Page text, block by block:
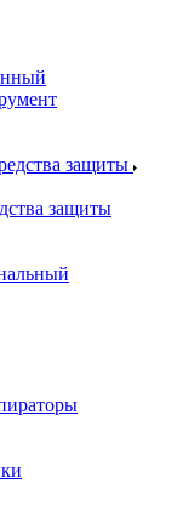
защиты
защиты